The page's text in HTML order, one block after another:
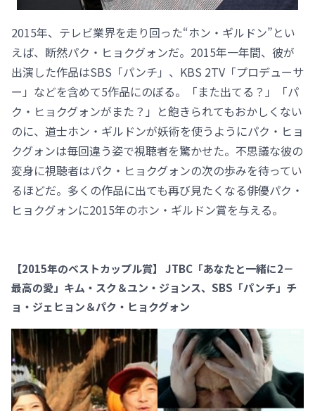
2015年、テレビ業界を走り回った“ホン・ギルドン”とい
えば、断然パク・ヒョクグォンだ。2015年一年間、彼が
出演した作品はSBS「パンチ」、KBS 2TV「プロデューサ
ー」などを含めて5作品にのぼる。「また出てる？」「パ
ク・ヒョクグォンがまた？」と飽きられてもおかしくない
のに、道士ホン・ギルドンが妖術を使うようにパク・ヒョ
クグォンは毎回違う姿で視聴者を驚かせた。不思議な彼の
変身に視聴者はパク・ヒョクグォンの次の歩みを待ってい
るほどだ。多くの作品に出ても再び見たくなる俳優パク・
ヒョクグォンに2015年のホン・ギルドン賞を与える。
【2015年のベストカップル賞】 JTBC「あなたと一緒に2－
最高の愛」キム・スク＆ユン・ジョンス、SBS「パンチ」チ
ョ・ジェヒョン＆パク・ヒョクグォン